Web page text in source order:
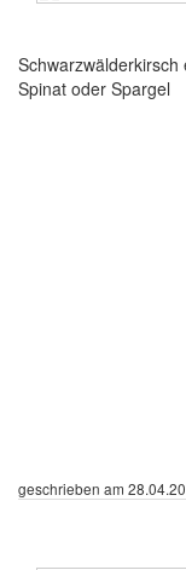
Schwarzwälderkirsch
Spinat oder Spargel
geschrieben am